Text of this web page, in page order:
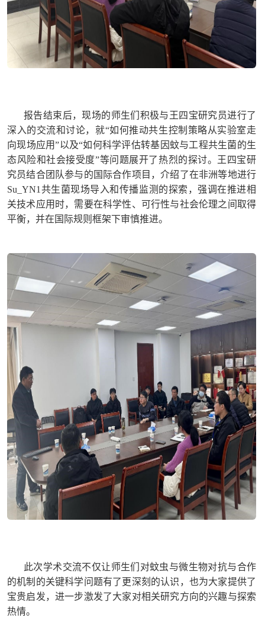
报告结束后，现场的师生们积极与王四宝研究员进行了
深入的交流和讨论，就“如何推动共生控制策略从实验室走
向现场应用”以及“如何科学评估转基因蚊与工程共生菌的生
态风险和社会接受度”等问题展开了热烈的探讨。王四宝研
究员结合团队参与的国际合作项目，介绍了在非洲等地进行
Su_YN1共生菌现场导入和传播监测的探索，强调在推进相
关技术应用时，需要在科学性、可行性与社会伦理之间取得
平衡，并在国际规则框架下审慎推进。
此次学术交流不仅让师生们对蚊虫与微生物对抗与合作
的机制的关键科学问题有了更深刻的认识，也为大家提供了
宝贵启发，进一步激发了大家对相关研究方向的兴趣与探索
热情。